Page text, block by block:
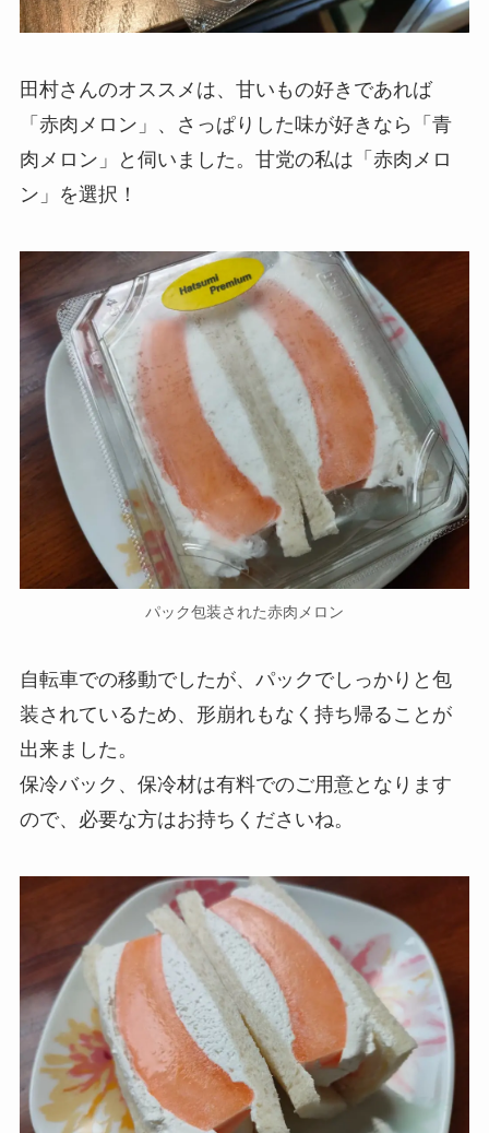
田村さんのオススメは、甘いもの好きであれば
「赤肉メロン」、さっぱりした味が好きなら「青
肉メロン」と伺いました。甘党の私は「赤肉メロ
ン」を選択！
パック包装された赤肉メロン
自転車での移動でしたが、パックでしっかりと包
装されているため、形崩れもなく持ち帰ることが
出来ました。
保冷バック、保冷材は有料でのご用意となります
ので、必要な方はお持ちくださいね。